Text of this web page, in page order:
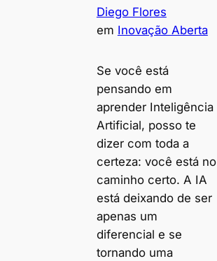
Diego Flores
em Inovação Aberta
Se você está
pensando em
aprender Inteligência
Artificial, posso te
dizer com toda a
certeza: você está no
caminho certo. A IA
está deixando de ser
apenas um
diferencial e se
tornando uma